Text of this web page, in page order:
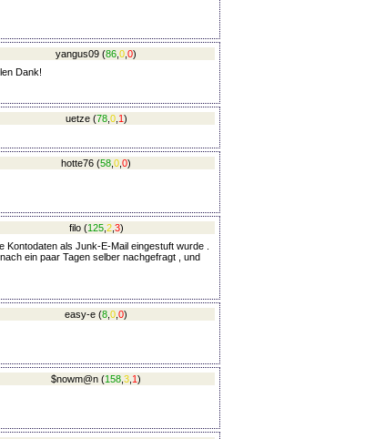
yangus09 (86, 0, 0)
Dank!
uetze (78, 0, 1)
hotte76 (58 0 0)
filo (125, 2, 3)
als Junk-E-Mail eingestuft wurde .
ein paar Tagen selber nachgefragt , und
easy-e (8 0 0)
$nowm@n (158, 3, 1)